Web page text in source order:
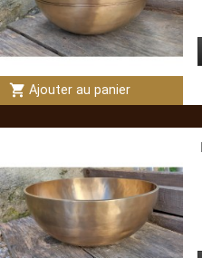
shopping_cart Ajouter au panier